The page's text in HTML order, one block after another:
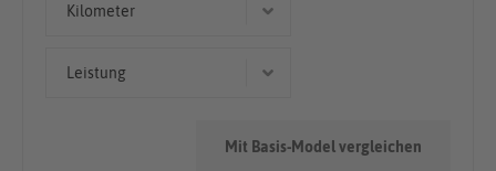
Geländewagen/SUV
Kilometer
50.000km - 100.000km
Leistung
Mit Basis-Model vergleichen